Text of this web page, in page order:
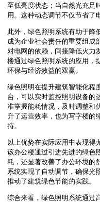
至低亮度状态；当自然光充足
用。这种动态调节不仅节省了
此外，绿色照明系统有助于降
成为企业社会责任的重要组成
对电网的依赖，间接降低火力
楼通过绿色照明系统的应用，
环保与经济效益的双赢。
绿色照明在提升建筑智能化程
台，可以实时监控照明设备的
准掌握能耗情况，及时调整和
升了运营效率，也为写字楼的
持。
以上优势在实际应用中表现得
该办公楼通过引进先进的绿色
耗，还显著改善了办公环境的
系统实现了自动调节，确保光
推动了建筑绿色节能的实践。
综合来看，绿色照明系统通过